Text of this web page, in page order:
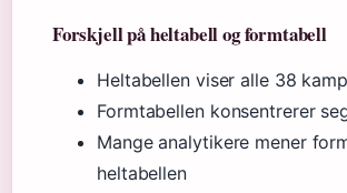
Forskjell på heltabell og formtabell
Heltabellen viser alle 38
Formtabellen konsentrerer
Mange analytikere mener
heltabellen